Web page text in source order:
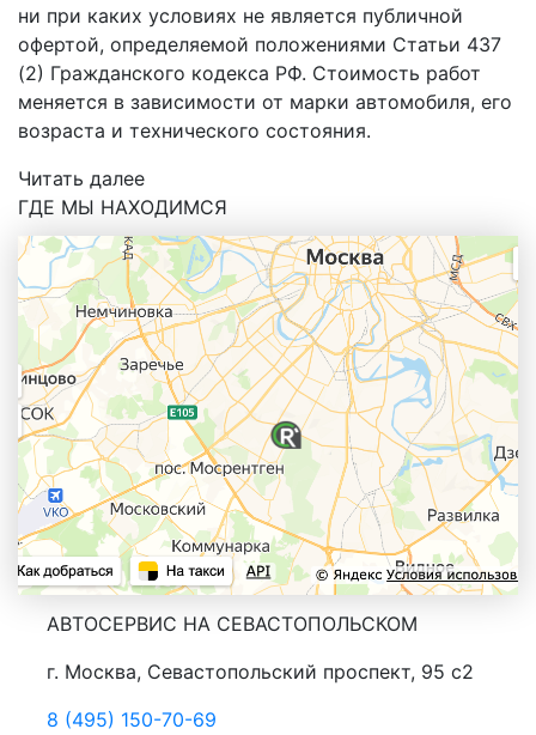
ни при каких условиях не является публичной
офертой, определяемой положениями Статьи 437
(2) Гражданского кодекса РФ. Стоимость работ
меняется в зависимости от марки автомобиля, его
возраста и технического состояния.
Читать далее
ГДЕ МЫ НАХОДИМСЯ
АВТОСЕРВИС НА СЕВАСТОПОЛЬСКОМ
г. Москва, Севастопольский проспект, 95 с2
8 (495) 150-70-69